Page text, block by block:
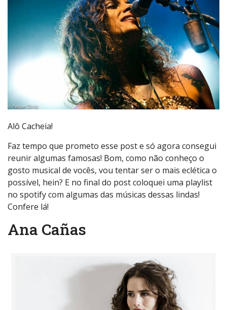
Alô Cacheia!
Faz tempo que prometo esse post e só agora consegui
reunir algumas famosas! Bom, como não conheço o
gosto musical de vocês, vou tentar ser o mais eclética o
possível, hein? E no final do post coloquei uma playlist
no spotify com algumas das músicas dessas lindas!
Confere lá!
Ana Cañas